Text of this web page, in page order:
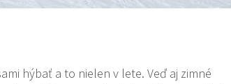
hýbať a to nielen v lete. Veď aj zimné